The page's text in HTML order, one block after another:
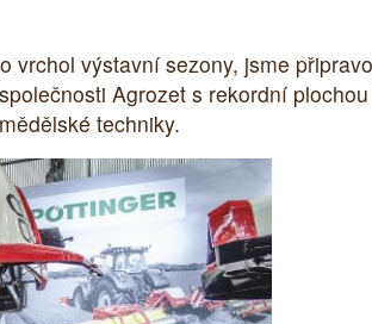
výstavní sezony, jsme
Agrozet s rekordní
techniky.